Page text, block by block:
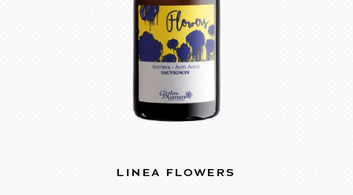
LINEA FLOWERS